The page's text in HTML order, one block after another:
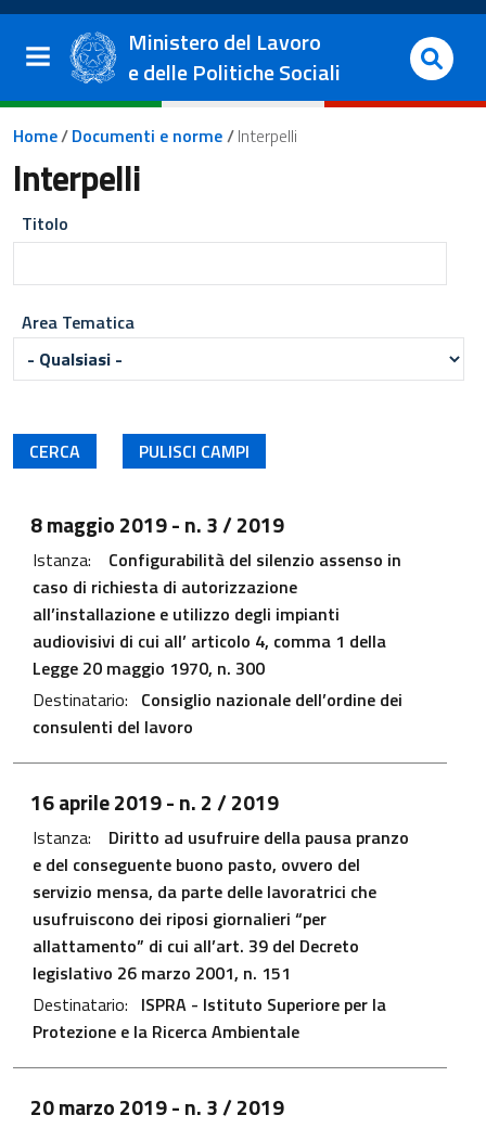
Salta al contenuto principale
Vai al footer
Ministero del Lavoro
e delle Politiche Sociali
Briciole di pane
Home/Documenti e norme/Interpelli
Interpelli
Titolo
Area Tematica
Ricerca avanzata
8 maggio 2019- n. 3 / 2019
Istanza:
Configurabilità del silenzio assenso in
caso di richiesta di autorizzazione
all’installazione e utilizzo degli impianti
audiovisivi di cui all’ articolo 4, comma 1 della
Legge 20 maggio 1970, n. 300
Destinatario: Consiglio nazionale dell’ordine dei
consulenti del lavoro
16 aprile 2019- n. 2 / 2019
Istanza:
Diritto ad usufruire della pausa pranzo
e del conseguente buono pasto, ovvero del
servizio mensa, da parte delle lavoratrici che
usufruiscono dei riposi giornalieri “per
allattamento” di cui all’art. 39 del Decreto
legislativo 26 marzo 2001, n. 151
Destinatario: ISPRA - Istituto Superiore per la
Protezione e la Ricerca Ambientale
20 marzo 2019- n. 3 / 2019